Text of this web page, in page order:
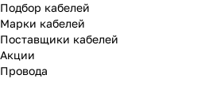
Подбор кабелей
Марки кабелей
Поставщики кабелей
Акции
Провода